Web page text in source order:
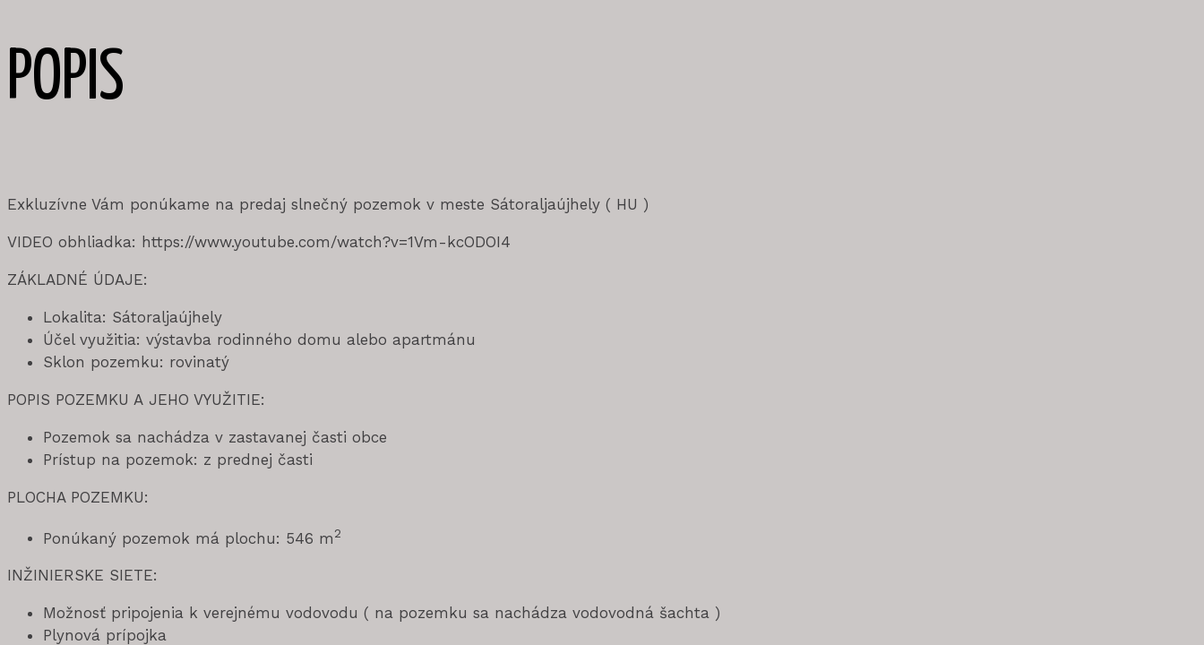
POPIS
Exkluzívne Vám ponúkame na predaj slnečný pozemok v meste Sátoraljaújhely ( HU )
VIDEO obhliadka: https://www.youtube.com/watch?v=1Vm-kcODOI4
ZÁKLADNÉ ÚDAJE:
Lokalita: Sátoraljaújhely
Účel využitia: výstavba rodinného domu alebo apartmánu
Sklon pozemku: rovinatý
POPIS POZEMKU A JEHO VYUŽITIE:
Pozemok sa nachádza v zastavanej časti obce
Prístup na pozemok: z prednej časti
PLOCHA POZEMKU:
Ponúkaný pozemok má plochu: 546 m2
INŽINIERSKE SIETE:
Možnosť pripojenia k verejnému vodovodu ( na pozemku sa nachádza vodovodná šachta )
Plynová prípojka